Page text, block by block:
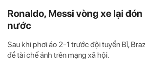
Ronaldo, Messi vòng xe lại
nước
Sau khi phơi áo 2-1 trước đội tuyển Bỉ,
đề tài chế ảnh trên mạng xã hội.